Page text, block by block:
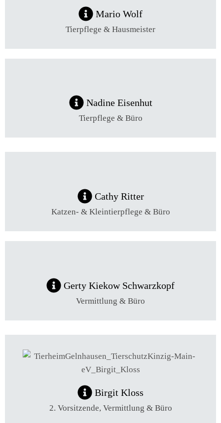
Mario Wolf
Tierpflege & Hausmeister
Nadine Eisenhut
Tierpflege & Büro
Cathy Ritter
Katzen- & Kleintierpflege & Büro
Gerty Kiekow Schwarzkopf
Vermittlung & Büro
Birgit Kloss
2. Vorsitzende, Vermittlung & Büro